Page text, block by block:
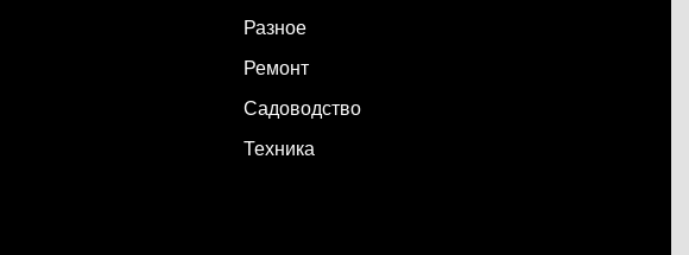
Разное
Ремонт
Садоводство
Техника